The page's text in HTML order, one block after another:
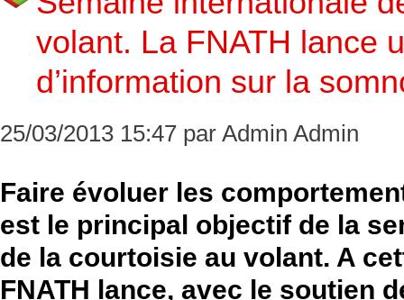
volant. La FNATH lance
d’information sur la
25/03/2013 15:47 par Admin Admin
Faire évoluer les
est le principal objectif de la
de la courtoisie au volant. A
FNATH lance, avec le soutien